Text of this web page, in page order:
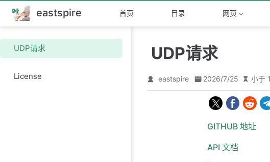
跳
至
要
eastspire 首页 目录 网页
UDP请求
License
UDP请求
eastspire 2026/7/25 小于
GITHUB 地址
API 文档